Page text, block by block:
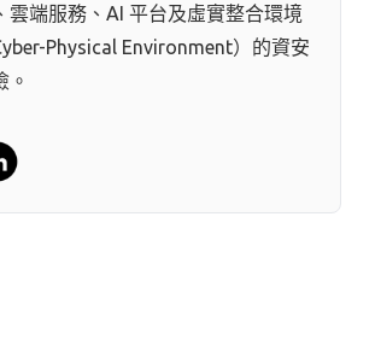
雲端服務、AI 平台及虛實整合環境
Physical Environment）的資安
。